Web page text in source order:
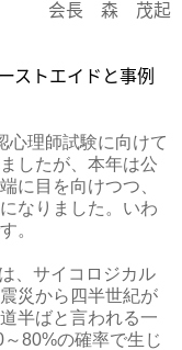
会長 森 茂起
ストエイドと事例
心理師試験に向けて
したが、本年は公
に目を向けつつ、
なりました。いわ
。
、サイコロジカル
災から四半世紀が
半ばと言われる一
～80%の確率で生じ